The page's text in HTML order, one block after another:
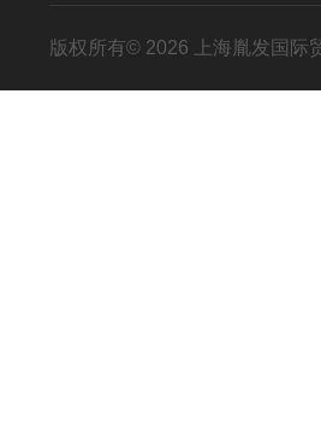
版权所有© 2026 上海胤发国